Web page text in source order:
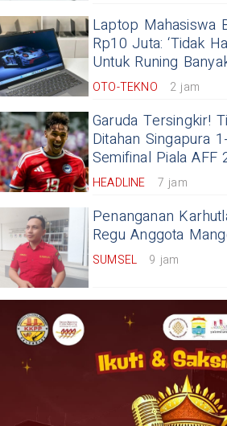
Laptop Mahasiswa
Rp10 Juta: ‘Tidak
Untuk Runing
OTO-TEKNO 2 jam
Garuda Tersingkir!
Ditahan Singapura
Semifinal Piala AFF
HEADLINE 7 jam
Penanganan
Regu Anggota
SUMSEL 9 jam